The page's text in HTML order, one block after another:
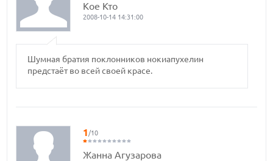
Кое Кто
2008-10-14 14:31:00
Шумная братия поклонников нокиапухелин
предстаёт во всей своей красе.
1/10
Жанна Агузарова